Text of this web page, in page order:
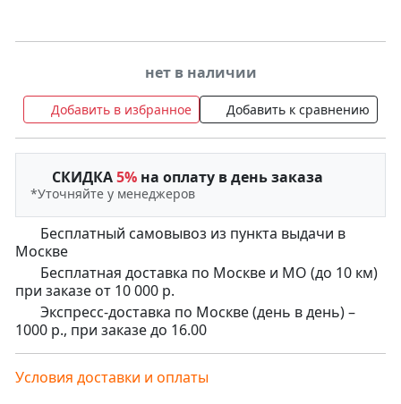
нет в наличии
Добавить в избранное Добавить к сравнению
СКИДКА5% на оплату в день заказа
*Уточняйте у менеджеров
Бесплатный самовывоз из пункта выдачи в
Москве
Бесплатная доставка по Москве и МО (до 10 км)
при заказе от 10 000 р.
Экспресс-доставка по Москве (день в день) –
1000 р., при заказе до 16.00
Условия доставки и оплаты